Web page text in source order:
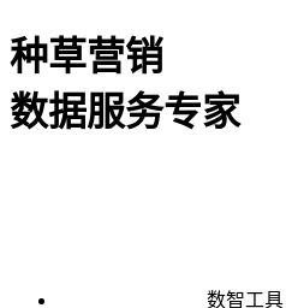
种草营销
数据服务专家
数智工具